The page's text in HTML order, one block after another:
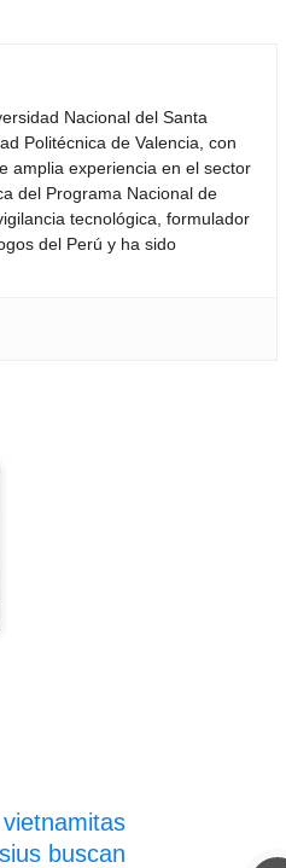
Nacional del Santa
Politécnica de Valencia, con
amplia experiencia en el sector
del Programa Nacional de
tecnológica, formulador
del Perú y ha sido
buscan